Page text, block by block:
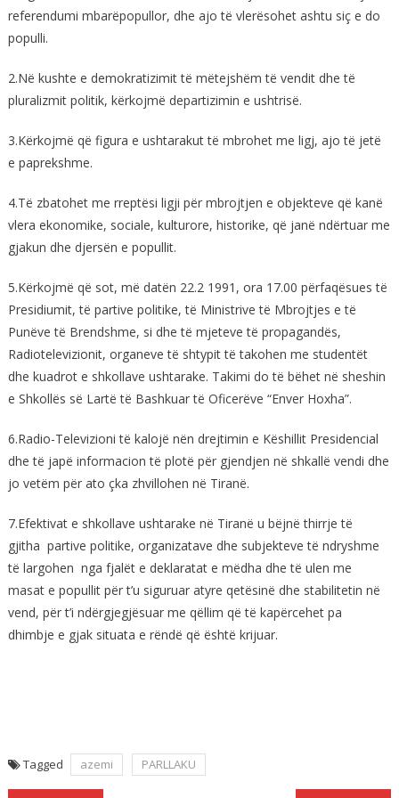
referendumi mbarëpopullor, dhe ajo të vlerësohet ashtu siç e do
populli.
2.Në kushte e demokratizimit të mëtejshëm të vendit dhe të
pluralizmit politik, kërkojmë departizimin e ushtrisë.
3.Kërkojmë që figura e ushtarakut të mbrohet me ligj, ajo të jetë
e paprekshme.
4.Të zbatohet me rreptësi ligji për mbrojtjen e objekteve që kanë
vlera ekonomike, sociale, kulturore, historike, që janë ndërtuar me
gjakun dhe djersën e popullit.
5.Kërkojmë që sot, më datën 22.2 1991, ora 17.00 përfaqësues të
Presidiumit, të partive politike, të Ministrive të Mbrojtjes e të
Punëve të Brendshme, si dhe të mjeteve të propagandës,
Radiotelevizionit, organeve të shtypit të takohen me studentët
dhe kuadrot e shkollave ushtarake. Takimi do të bëhet në sheshin
e Shkollës së Lartë të Bashkuar të Oficerëve “Enver Hoxha”.
6.Radio-Televizioni të kalojë nën drejtimin e Këshillit Presidencial
dhe të japë informacion të plotë për gjendjen në shkallë vendi dhe
jo vetëm për ato çka zhvillohen në Tiranë.
7.Efektivat e shkollave ushtarake në Tiranë u bëjnë thirrje të
gjitha partive politike, organizatave dhe subjekteve të ndryshme
të largohen nga fjalët e deklaratat e mëdha dhe të ulen me
masat e popullit për t’u siguruar atyre qetësinë dhe stabilitetin në
vend, për t’i ndërgjegjësuar me qëllim që të kapërcehet pa
dhimbje e gjak situata e rëndë që është krijuar.
Tagged azemi PARLLAKU